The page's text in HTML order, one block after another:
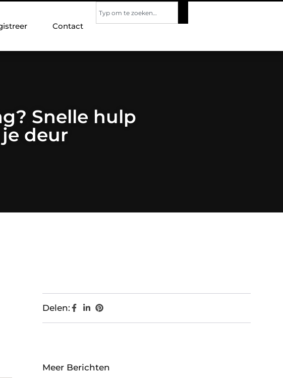
Contact
Snelle hulp
deur
Delen:
Meer Berichten